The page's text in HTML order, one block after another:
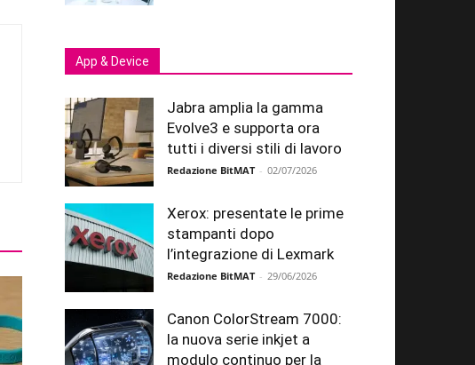
App & Device
Jabra amplia la gamma
Evolve3 e supporta ora
tutti i diversi stili di lavoro
Redazione BitMAT - 02/07/2026
Xerox: presentate le prime
stampanti dopo
l’integrazione di Lexmark
Redazione BitMAT - 29/06/2026
Canon ColorStream 7000:
la nuova serie inkjet a
modulo continuo per la